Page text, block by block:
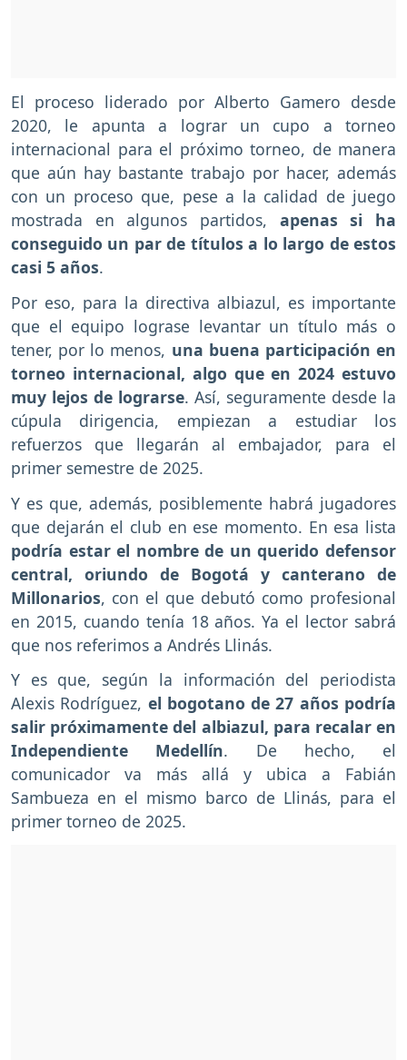
El proceso liderado por Alberto Gamero desde
2020, le apunta a lograr un cupo a torneo
internacional para el próximo torneo, de manera
que aún hay bastante trabajo por hacer, además
con un proceso que, pese a la calidad de juego
mostrada en algunos partidos, apenas si ha
conseguido un par de títulos a lo largo de estos
casi 5 años.
Por eso, para la directiva albiazul, es importante
que el equipo lograse levantar un título más o
tener, por lo menos, una buena participación en
torneo internacional, algo que en 2024 estuvo
muy lejos de lograrse. Así, seguramente desde la
cúpula dirigencia, empiezan a estudiar los
refuerzos que llegarán al embajador, para el
primer semestre de 2025.
Y es que, además, posiblemente habrá jugadores
que dejarán el club en ese momento. En esa lista
podría estar el nombre de un querido defensor
central, oriundo de Bogotá y canterano de
Millonarios, con el que debutó como profesional
en 2015, cuando tenía 18 años. Ya el lector sabrá
que nos referimos a Andrés Llinás.
Y es que, según la información del periodista
Alexis Rodríguez, el bogotano de 27 años podría
salir próximamente del albiazul, para recalar en
Independiente Medellín. De hecho, el
comunicador va más allá y ubica a Fabián
Sambueza en el mismo barco de Llinás, para el
primer torneo de 2025.